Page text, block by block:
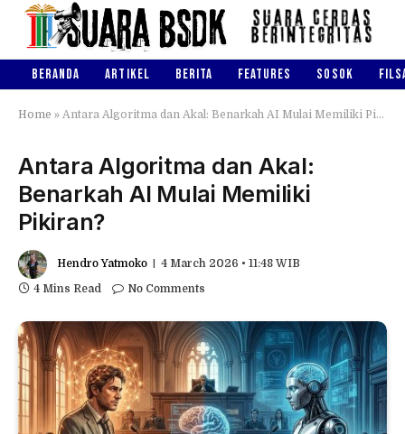
BERANDA ARTIKEL BERITA FEATURES SOSOK
Home » Antara Algoritma dan Akal: Benarkah AI Mulai Memiliki Pikiran?
Antara Algoritma dan Akal:
Benarkah AI Mulai Memiliki
Pikiran?
Hendro Yatmoko
4 March 2026 • 11:48 WIB
4 Mins Read
No Comments